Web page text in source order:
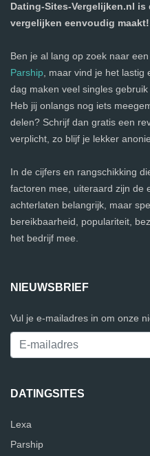
Dating-Sites-Vergelijken.nl
vergelijken eenvoudig maakt!
Ben je al lang op zoek naar
Parship , maar vind je het
dag maken veel singles
Heb jij onlangs nog iets
delen? Schrijf dan gratis een
verplicht, zo blijf je lekker
In de cijfers en rangschikking
factoren mee, uiteraard zijn de
achterlaten belangrijk, maar
bereikbaarheid, populariteit,
het bedrijf mee.
NIEUWSBRIEF
Vul je e-mailadres in om onze
DATINGSITES
Lexa
Parship